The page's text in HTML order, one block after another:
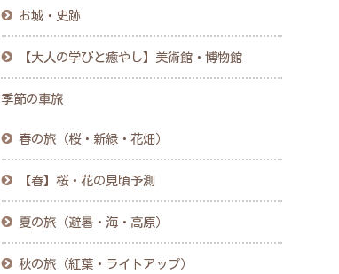
お城・史跡
【大人の学びと癒やし】美術館・博物館
季節の車旅
春の旅（桜・新緑・花畑）
【春】桜・花の見頃予測
夏の旅（避暑・海・高原）
秋の旅（紅葉・ライトアップ）